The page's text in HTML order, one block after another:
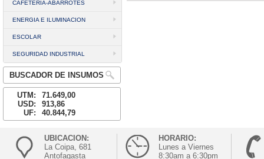
CAFETERIA-ABARROTES
ENERGIA E ILUMINACION
ESCOLAR
SEGURIDAD INDUSTRIAL
BUSCADOR DE INSUMOS
UTM:
71.649,00
USD:
913,86
UF:
40.844,79
UBICACION:
La Coipa, 681
Antofagasta
HORARIO:
Lunes a Viernes
8:30am a 6:30pm